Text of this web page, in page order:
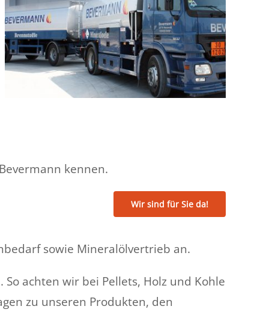
kennen.
Wir sind für Sie da!
sowie Mineralölvertrieb an.
achten wir bei Pellets, Holz und Kohle
zu unseren Produkten, den